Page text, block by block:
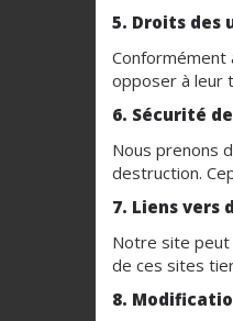
5. Droits des
Conformément
opposer à leur
6. Sécurité
Nous prenons
destruction.
7. Liens vers
Notre site peut
de ces sites
8.